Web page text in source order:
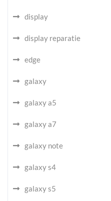
display
display reparatie
edge
galaxy
galaxy a5
galaxy a7
galaxy note
galaxy s4
galaxy s5